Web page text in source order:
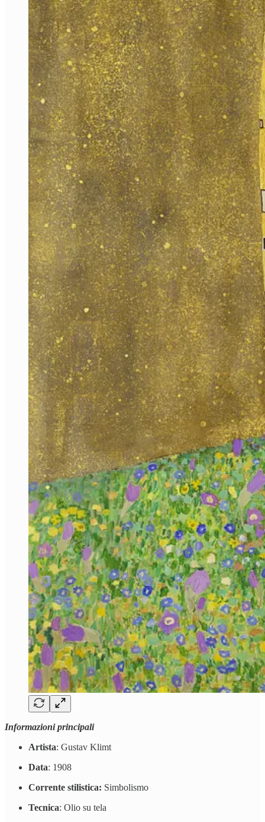
Informazioni principali
Artista: Gustav Klimt
Data: 1908
Corrente stilistica: Simbolismo
Tecnica: Olio su tela